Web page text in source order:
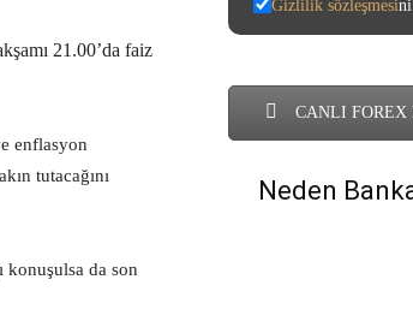
21.00’da faiz
enflasyon
tutacağını
konuşulsa da son
Gizlilik sözleşmesi
CANLI FOREX
Neden